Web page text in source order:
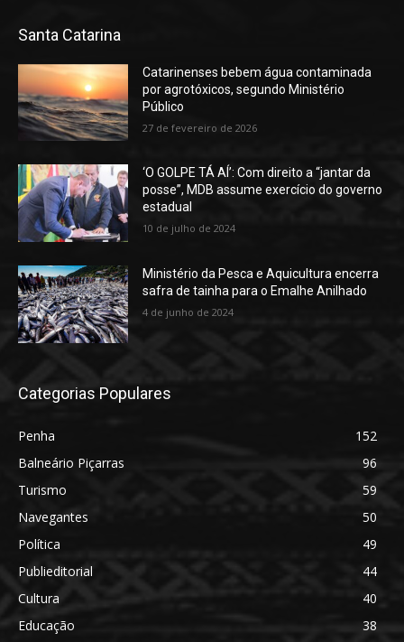
Santa Catarina
Catarinenses bebem água contaminada
por agrotóxicos, segundo Ministério
Público
27 de fevereiro de 2026
‘O GOLPE TÁ AÍ’: Com direito a “jantar da
posse”, MDB assume exercício do governo
estadual
10 de julho de 2024
Ministério da Pesca e Aquicultura encerra
safra de tainha para o Emalhe Anilhado
4 de junho de 2024
Categorias Populares
Penha
152
Balneário Piçarras
96
Turismo
59
Navegantes
50
Política
49
Publieditorial
44
Cultura
40
Educação
38